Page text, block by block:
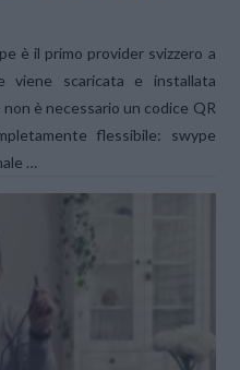
è il primo provider svizzero a
viene scaricata e installata
è necessario un codice QR
flessibile: swype
…